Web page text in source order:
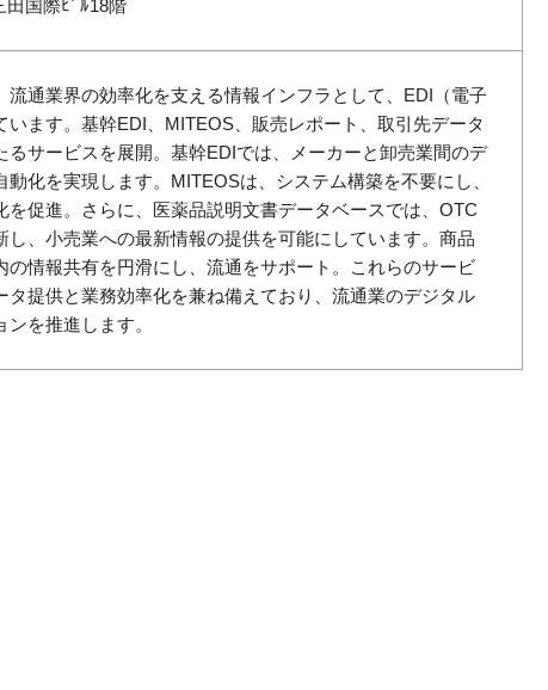
田国際ﾋﾞﾙ18階
流通業界の効率化を支える情報インフラとして、EDI（電子
います。基幹EDI、MITEOS、販売レポート、取引先データ
るサービスを展開。基幹EDIでは、メーカーと卸売業間のデ
化を実現します。MITEOSは、システム構築を不要にし、
を促進。さらに、医薬品説明文書データベースでは、OTC
し、小売業への最新情報の提供を可能にしています。商品
の情報共有を円滑にし、流通をサポート。これらのサービ
タ提供と業務効率化を兼ね備えており、流通業のデジタル
を推進します。